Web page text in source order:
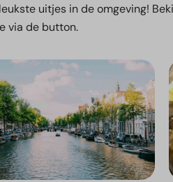
uitjes in de omgeving!
via de button.